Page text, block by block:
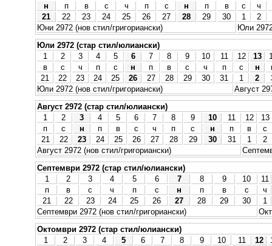
н
п в с ч п с н п в с
ч
21
22 23 24 25 26 27 28 29 30 1
2
Юни 2972 (нов стил/григориански)
Юли
Юли 2972 (стар стил/юлиански)
1
2 3 4 5 6 7 8 9 10 11 12 13
в
с ч п с н п в с ч п с н
21
22 23 24 25 26 27 28 29 30 31 1 2
Юли 2972 (нов стил/григориански)
Август
Август 2972 (стар стил/юлиански)
1
2 3 4 5 6 7 8 9 10 11 12
13
п
с н п в с ч п с н п в
с
21
22 23 24 25 26 27 28 29 30 31 1
2
Август 2972 (нов стил/григориански)
Септември 2972 (стар стил/юлиански)
1
2 3 4 5 6 7 8 9 10
11
п
в с ч п с н п в с
ч
21
22 23 24 25 26 27 28 29 30
1
Септември 2972 (нов стил/григориански)
Октомври 2972 (стар стил/юлиански)
1
2 3 4 5 6 7 8 9 10 11 12